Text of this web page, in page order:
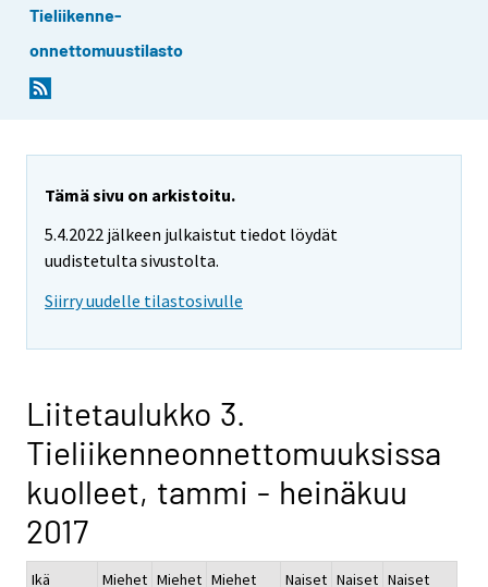
Tieliikenne-
onnettomuustilasto
Tämä sivu on arkistoitu.
5.4.2022 jälkeen julkaistut tiedot löydät
uudistetulta sivustolta.
Siirry uudelle tilastosivulle
Liitetaulukko 3.
Tieliikenneonnettomuuksissa
kuolleet, tammi - heinäkuu
2017
Ikä
Miehet Miehet Miehet
Naiset Naiset Naiset